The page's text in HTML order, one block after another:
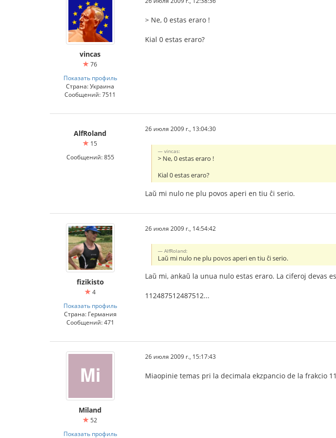
vincas
76
Показать профиль
Страна: Украина
Сообщений: 7511
> Ne, 0 estas eraro !
Kial 0 estas eraro?
AlfRoland
15
Сообщений: 855
26 июля 2009 г., 13:04:30
vincas:
> Ne, 0 estas eraro !
Kial 0 estas eraro?
Laŭ mi nulo ne plu povos aperi en tiu ĉi serio.
fizikisto
4
Показать профиль
Страна: Германия
Сообщений: 471
26 июля 2009 г., 14:54:42
AlfRoland:
Laŭ mi nulo ne plu povos aperi en tiu ĉi serio.
Laŭ mi, ankaŭ la unua nulo estas eraro. La ciferoj devas
112487512487512...
Miland
52
Показать профиль
26 июля 2009 г., 15:17:43
Miaopinie temas pri la decimala ekzpancio de la frakcio